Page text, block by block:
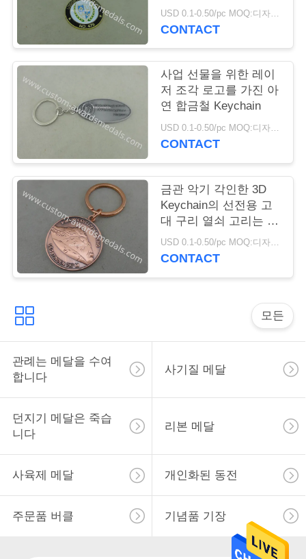
세
스
사
이
트
맵
PRIVACY
POLICY
전용 Keychain
USD 0.1-0.50/pc MOQ:디자인 당 100 PC
CONTACT
사업 선물을 위한 레이
저 조각 로고를 가진 아
연 합금철 Keychain
USD 0.1-0.50/pc MOQ:디자인 당 100 PC
CONTACT
금관 악기 각인한 3D
Keychain의 선전용 고
대 구리 열쇠 고리는 죽
습니다
USD 0.1-0.50/pc MOQ:디자인 당 100 PC
CONTACT
모든
관례는 메달을 수여
합니다
사기질 메달
던지기 메달은 죽습
니다
리본 메달
사육제 메달 개인화된 동전
주문품 버클 기념품 기장